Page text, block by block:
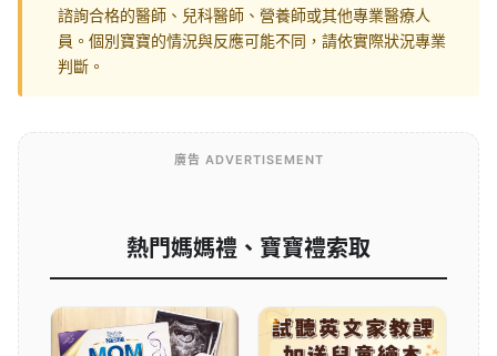
諮詢合格的醫師、兒科醫師、營養師或其他專業醫療人
員。個別寶寶的情況與反應可能不同，請依實際狀況專業
判斷。
廣告 ADVERTISEMENT
熱門媽媽禮、寶寶禮索取